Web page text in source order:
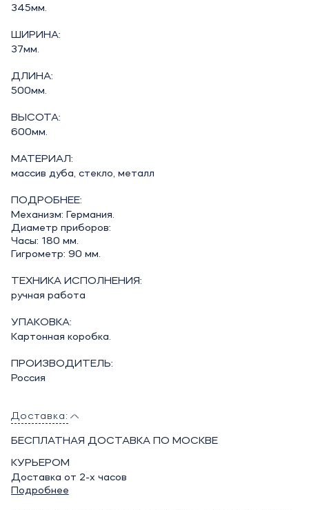
345мм.
ШИРИНА:
37мм.
ДЛИНА:
500мм.
ВЫСОТА:
600мм.
МАТЕРИАЛ:
массив дуба, стекло, металл
ПОДРОБНЕЕ:
Механизм: Германия.
Диаметр приборов:
Часы: 180 мм.
Гигрометр: 90 мм.
ТЕХНИКА ИСПОЛНЕНИЯ:
ручная работа
УПАКОВКА:
Картонная коробка.
ПРОИЗВОДИТЕЛЬ:
Россия
Доставка:
БЕСПЛАТНАЯ ДОСТАВКА ПО МОСКВЕ
КУРЬЕРОМ
Доставка от 2-х часов
Подробнее